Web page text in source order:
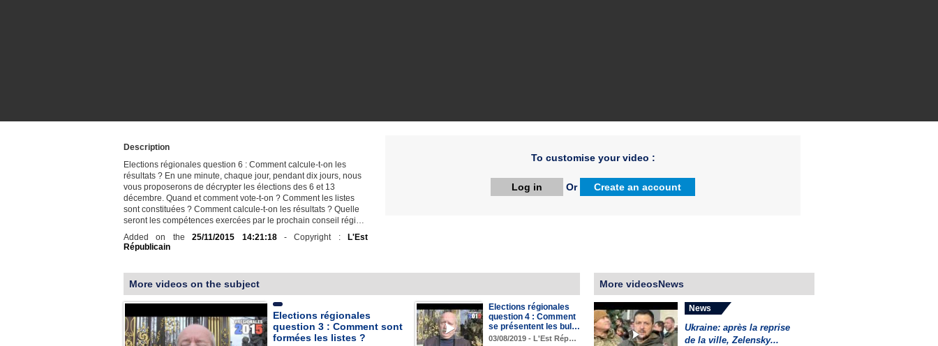
Description
Elections régionales question 6 : Comment calcule-t-on les
résultats ? En une minute, chaque jour, pendant dix jours, nous
vous proposerons de décrypter les élections des 6 et 13
décembre. Quand et comment vote-t-on ? Comment les listes
sont constituées ? Comment calcule-t-on les résultats ? Quelle
seront les compétences exercées par le prochain conseil régi…
Added on the25/11/2015 14:21:18- Copyright :
L'Est
Républicain
To customise your video :
Log in Or Create an account
More videos on the subject
Elections régionales
question 3 : Comment sont
formées les listes ?
Elections régionales
question 4 : Comment
se présentent les bul…
03/08/2019 - L'Est Rép…
More videosNews
News
Ukraine: après la reprise
de la ville, Zelensky...